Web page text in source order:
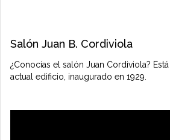
Salón Juan B. Cordiviola
¿Conocías el salón Juan Cordiviola?
actual edificio, inaugurado en 1929.